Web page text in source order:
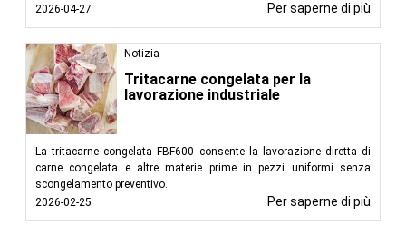
2026-04-27
Per saperne di più
Notizia
Tritacarne congelata per la
lavorazione industriale
La tritacarne congelata FBF600 consente la lavorazione diretta di
carne congelata e altre materie prime in pezzi uniformi senza
scongelamento preventivo.
2026-02-25
Per saperne di più